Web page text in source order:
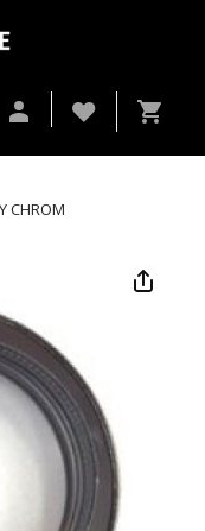
CHROM